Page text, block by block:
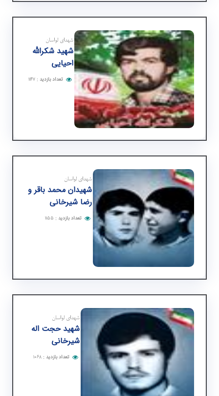
شهدای لواسان
شهید شكرالله
احیایی
تعداد بازدید :۱۱۴۷
شهدای لواسان
شهیدان محمد باقر و
رضا شیرخانی
تعداد بازدید : ۱۱۵۵
شهدای لواسان
شهید حجت اله
شیرخانی
تعداد بازدید : ۱۰۶۸